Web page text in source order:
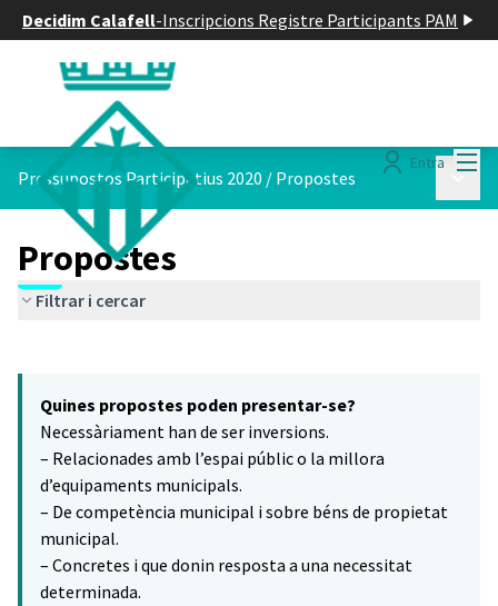
Decidim Calafell-Inscripcions Registre Participants PAM
Entra
Pressupostos Participatius 2020 / Propostes
Propostes
Filtrar i cercar
−
Quines propostes poden presentar-se?
Necessàriament han de ser inversions.
– Relacionades amb l’espai públic o la millora
d’equipaments municipals.
– De competència municipal i sobre béns de propietat
municipal.
– Concretes i que donin resposta a una necessitat
determinada.